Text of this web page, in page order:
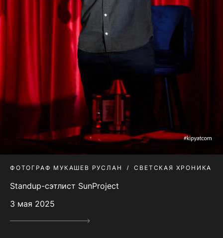
ФОТОГРАФ МУКАШЕВ РУСЛАН СВЕТСКАЯ ХРОНИКА
Standup-сэтлист SunProject
3 мая 2025